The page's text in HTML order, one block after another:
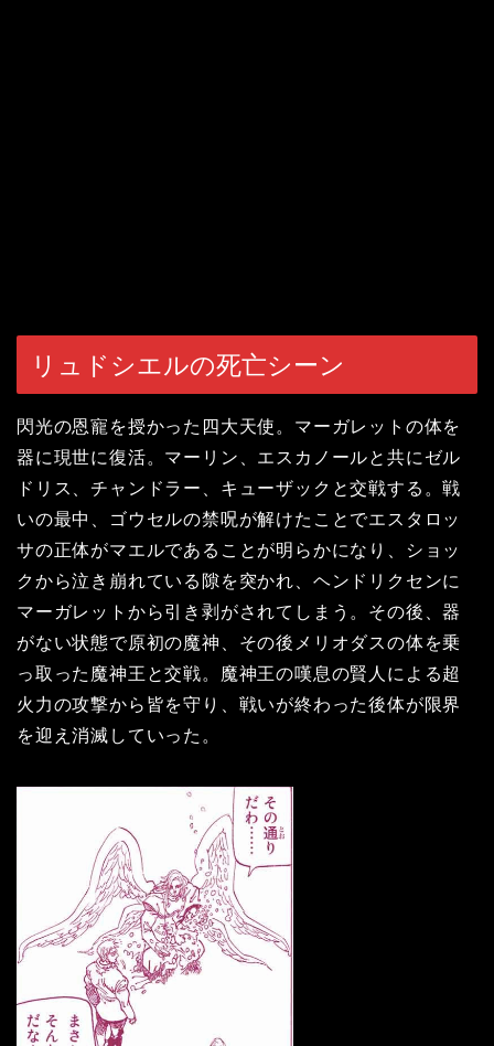
リュドシエルの死亡シーン
閃光の恩寵を授かった四大天使。マーガレットの体を
器に現世に復活。マーリン、エスカノールと共にゼル
ドリス、チャンドラー、キューザックと交戦する。戦
いの最中、ゴウセルの禁呪が解けたことでエスタロッ
サの正体がマエルであることが明らかになり、ショッ
クから泣き崩れている隙を突かれ、ヘンドリクセンに
マーガレットから引き剥がされてしまう。その後、器
がない状態で原初の魔神、その後メリオダスの体を乗
っ取った魔神王と交戦。魔神王の嘆息の賢人による超
火力の攻撃から皆を守り、戦いが終わった後体が限界
を迎え消滅していった。